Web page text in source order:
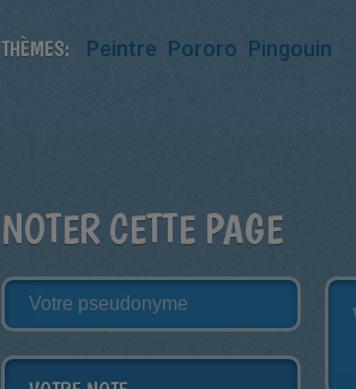
THÈMES: Peintre Pororo Pingouin
NOTER CETTE PAGE